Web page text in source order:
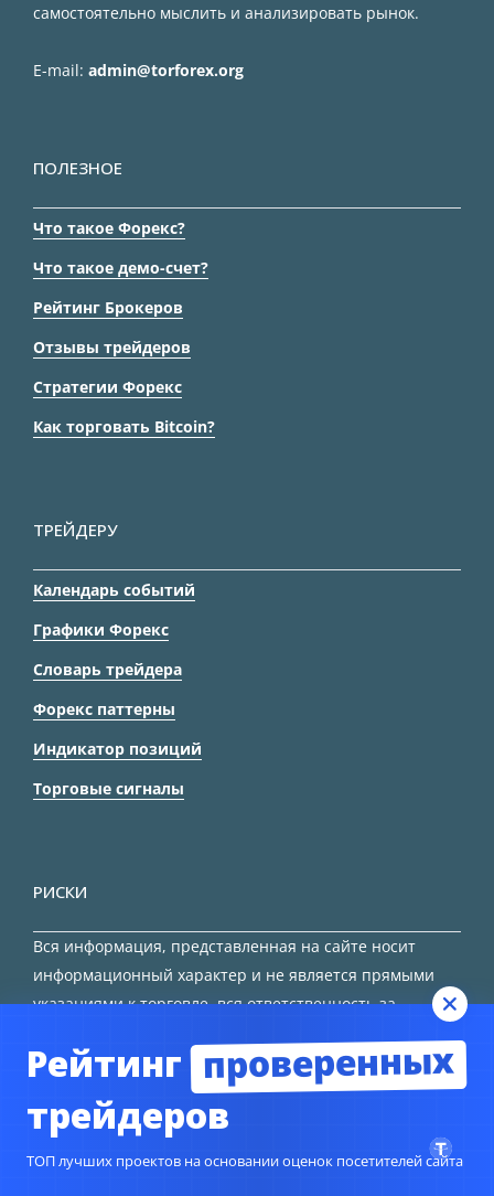
самостоятельно мыслить и анализировать рынок.
E-mail: admin@torforex.org
ПОЛЕЗНОЕ
Что такое Форекс?
Что такое демо-счет?
Рейтинг Брокеров
Отзывы трейдеров
Стратегии Форекс
Как торговать Bitcoin?
ТРЕЙДЕРУ
Календарь событий
Графики Форекс
Словарь трейдера
Форекс паттерны
Индикатор позиций
Торговые сигналы
РИСКИ
Вся информация, представленная на сайте носит
информационный характер и не является прямыми
указаниями к торговле, вся ответственность за
Рейтинг проверенных
трейдеров
ТОП лучших проектов на основании оценок посетителей сайта